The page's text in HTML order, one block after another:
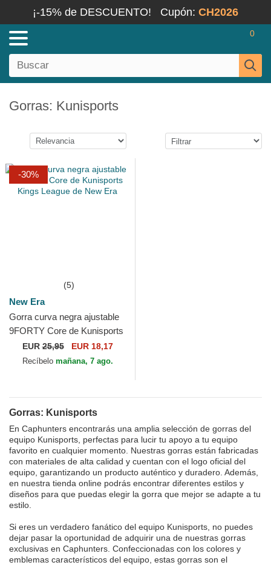
¡-15% de DESCUENTO! Cupón: CH2026
0
Gorras: Kunisports
-30%
(5)
New Era
Gorra curva negra ajustable
9FORTY Core de Kunisports
Kings League de New Era
EUR25,95 EUR 18,17
Recíbelo mañana, 7 ago.
Gorras: Kunisports
En Caphunters encontrarás una amplia selección de gorras del
equipo Kunisports, perfectas para lucir tu apoyo a tu equipo
favorito en cualquier momento. Nuestras gorras están fabricadas
con materiales de alta calidad y cuentan con el logo oficial del
equipo, garantizando un producto auténtico y duradero. Además,
en nuestra tienda online podrás encontrar diferentes estilos y
diseños para que puedas elegir la gorra que mejor se adapte a tu
estilo.
Si eres un verdadero fanático del equipo Kunisports, no puedes
dejar pasar la oportunidad de adquirir una de nuestras gorras
exclusivas en Caphunters. Confeccionadas con los colores y
emblemas característicos del equipo, estas gorras son el